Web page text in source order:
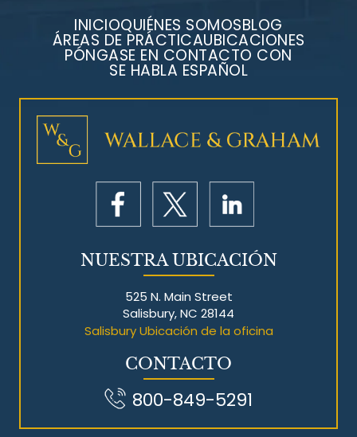
INICIOQUIÉNES SOMOSBLOG
ÁREAS DE PRÁCTICAUBICACIONES
PÓNGASE EN CONTACTO CON
SE HABLA ESPAÑOL
NUESTRA UBICACIÓN
525 N. Main Street
Salisbury, NC 28144
Salisbury Ubicación de la oficina
CONTACTO
800-849-5291